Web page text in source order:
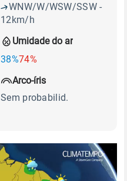
Umidade do ar
38%74%
WNW/W/WSW/SSW -
12km/h
Arco-íris
Sem probabilid.